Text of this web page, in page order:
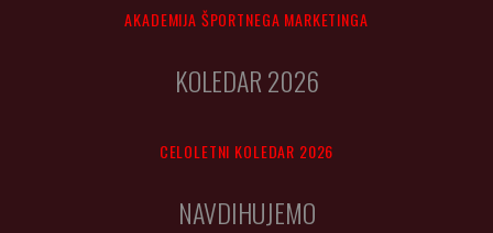
AKADEMIJA ŠPORTNEGA MARKETINGA
KOLEDAR 2026
CELOLETNI KOLEDAR 2026
NAVDIHUJEMO